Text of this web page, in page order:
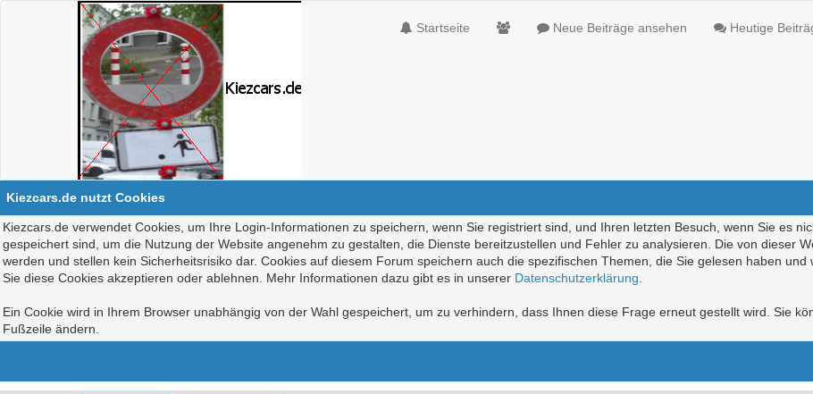
Startseite Neue Beiträge ansehen Heutige
Kiezcars.de nutzt Cookies
Kiezcars.de verwendet Cookies, um Ihre Login-Informationen zu speichern, wenn Sie registriert sind, und Ihren letzten Besuch, wenn Sie es
gespeichert sind, um die Nutzung der Website angenehm zu gestalten, die Dienste bereitzustellen und Fehler zu analysieren. Die von dieser
werden und stellen kein Sicherheitsrisiko dar. Cookies auf diesem Forum speichern auch die spezifischen Themen, die Sie gelesen haben
Sie diese Cookies akzeptieren oder ablehnen. Mehr Informationen dazu gibt es in unserer Datenschutzerklärung
Ein Cookie wird in Ihrem Browser unabhängig von der Wahl gespeichert, um zu verhindern, dass Ihnen diese Frage erneut gestellt wird. Sie
Fußzeile ändern.